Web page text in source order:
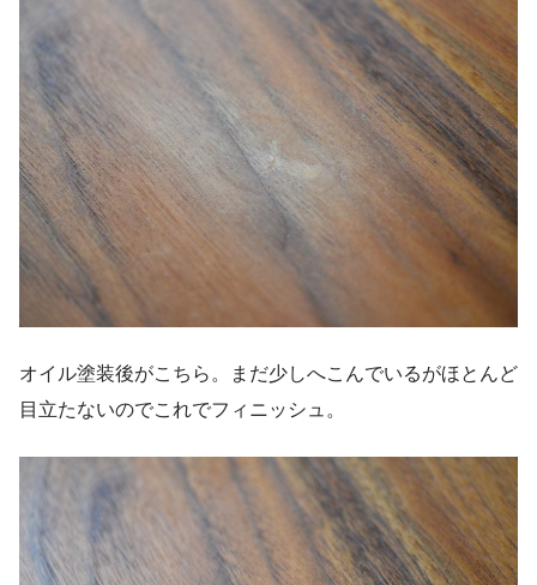
オイル塗装後がこちら。まだ少しへこんでいるがほとんど
目立たないのでこれでフィニッシュ。